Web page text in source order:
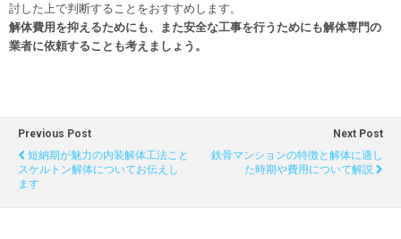
討した上で判断することをおすすめします。
解体費用を抑えるためにも、また安全な工事を行うためにも解体専門の
業者に依頼することも考えましょう。
Previous Post
短納期が魅力の内装解体工法こと
スケルトン解体についてお伝えし
ます
Next Post
鉄骨マンションの特徴と解体に適し
た時期や費用について解説